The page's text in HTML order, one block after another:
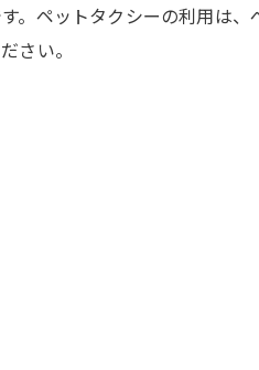
。ペットタクシーの利用は
さい。